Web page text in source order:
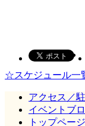
☆スケジュール一
アクセス／
イベントブ
トップページ